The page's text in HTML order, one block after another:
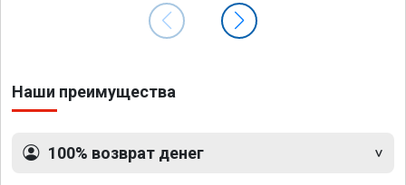
Наши преимущества
100% возврат денег